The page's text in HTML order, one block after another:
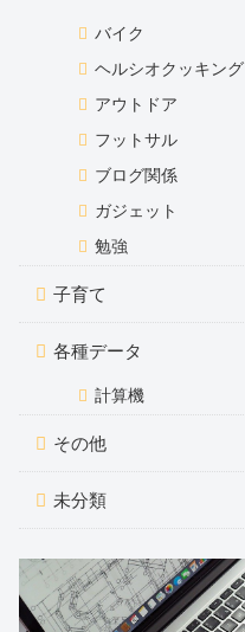
バイク
ヘルシオクッキング
アウトドア
フットサル
ブログ関係
ガジェット
勉強
子育て
各種データ
計算機
その他
未分類